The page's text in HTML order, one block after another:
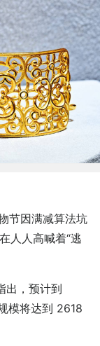
节因满减算法坑
人人高喊着“逃
出，预计到
模将达到 2618